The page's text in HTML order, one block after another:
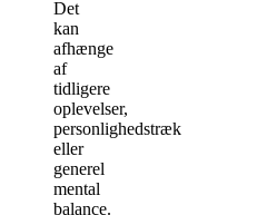
Det
kan
afhænge
af
tidligere
oplevelser,
personlighedstræk
eller
generel
mental
balance.